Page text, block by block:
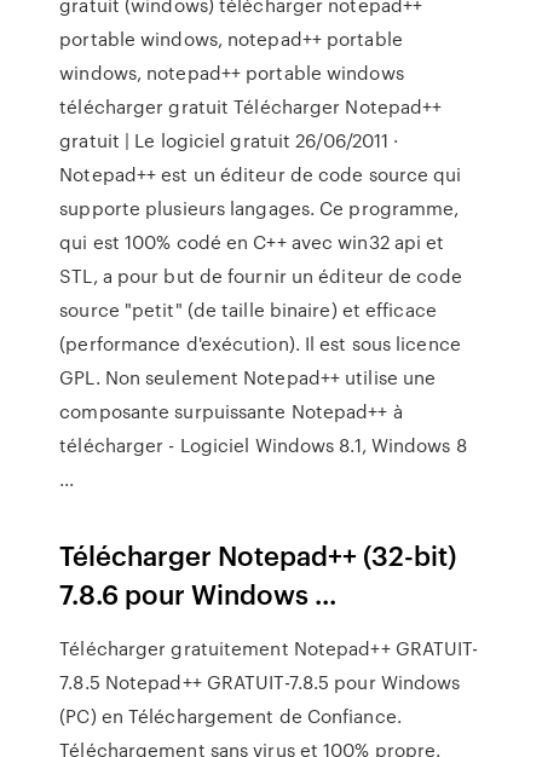
portable windows, notepad++ portable
windows, notepad++ portable windows
télécharger gratuit Télécharger Notepad++
gratuit | Le logiciel gratuit 26/06/2011 ·
Notepad++ est un éditeur de code source qui
supporte plusieurs langages. Ce programme,
qui est 100% codé en C++ avec win32 api et
STL, a pour but de fournir un éditeur de code
source "petit" (de taille binaire) et efficace
(performance d'exécution). Il est sous licence
GPL. Non seulement Notepad++ utilise une
composante surpuissante Notepad++ à
télécharger - Logiciel Windows 8.1, Windows 8
...
Télécharger Notepad++ (32-bit)
7.8.6 pour Windows ...
Télécharger gratuitement Notepad++ GRATUIT-
7.8.5 Notepad++ GRATUIT-7.8.5 pour Windows
(PC) en Téléchargement de Confiance.
Téléchargement sans virus et 100% propre.